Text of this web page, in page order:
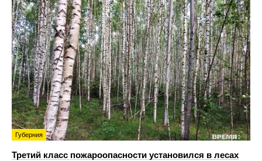
Губерния
Третий класс пожароопасности установился в лесах